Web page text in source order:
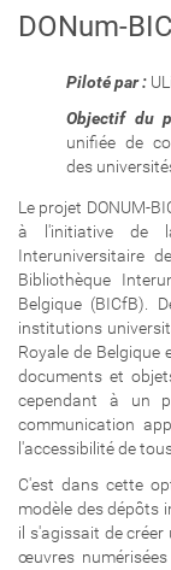
DONum-
Piloté par :
Objectif du
unifiée de
des
Le projet DONUM-
à l'initiative de la
Interuniversitaire
Bibliothèque
Belgique (BICfB).
institutions
Royale de Belgique
documents et
cependant à un
communication
l'accessibilité de
C'est dans cette
modèle des dépôts
il s'agissait de
œuvres numérisées